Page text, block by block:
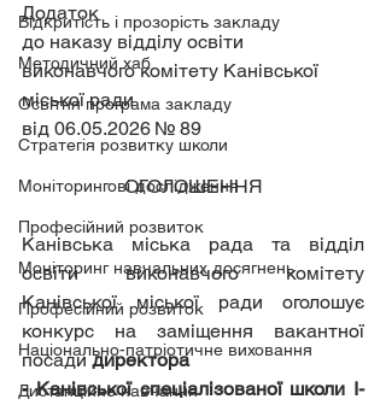
Відкритість і прозорість закладу
Методичний хаб
Освітня програма закладу
Стратегія розвитку школи
Моніторингові дослідження
Професійний розвиток
Моніторинг навчальних досягнень
Професійний розвиток
Національно-патріотичне виховання
Дистанційне навчання
Додаток
до наказу відділу освіти
виконавчого комітету Канівської
міської ради
від 06.05.2026 № 89
ОГОЛОШЕННЯ
Канівська міська рада та відділ
освіти виконавчого комітету
Канівської міської ради оголошує
конкурс на заміщення вакантної
посади директора
- Канівської спеціалізованої школи І-